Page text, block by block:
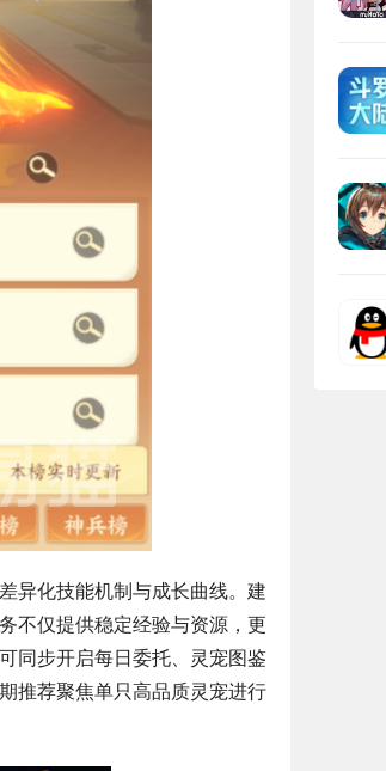
异化技能机制与成长曲线。建
不仅提供稳定经验与资源，更
同步开启每日委托、灵宠图鉴
推荐聚焦单只高品质灵宠进行